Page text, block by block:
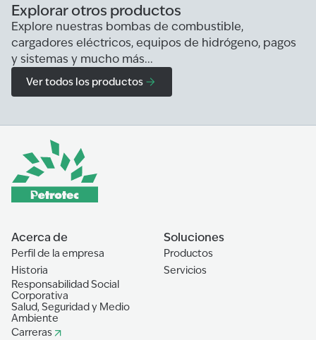
Explorar otros productos
Explore nuestras bombas de combustible,
cargadores eléctricos, equipos de hidrógeno, pagos
y sistemas y mucho más...
Ver todos los productos
Acerca de
Perfil de la empresa
Historia
Responsabilidad Social
Corporativa
Salud, Seguridad y Medio
Ambiente
Carreras
Soluciones
Productos
Servicios